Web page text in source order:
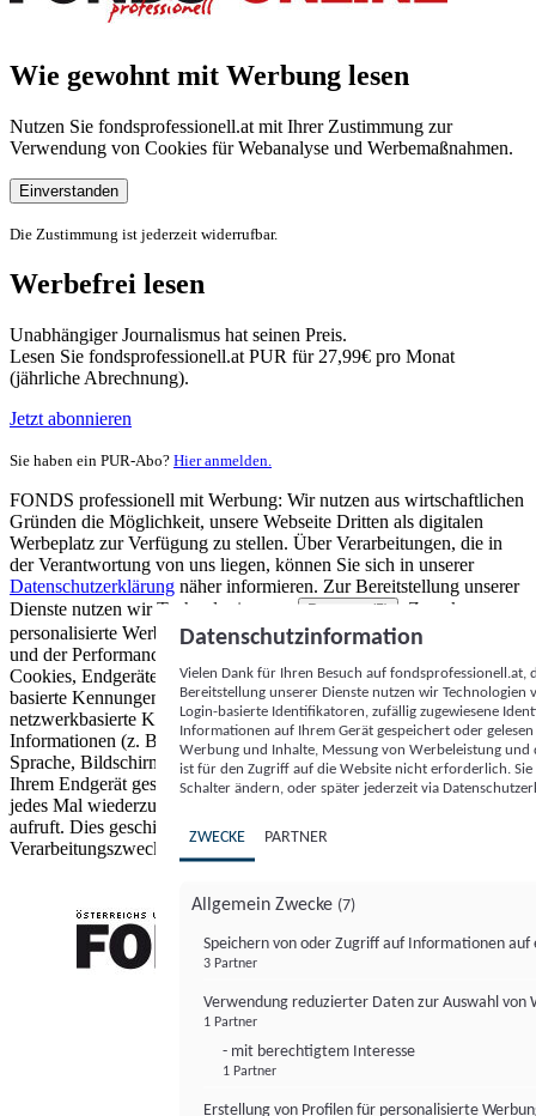
Wie gewohnt mit Werbung lesen
Nutzen Sie fondsprofessionell.at mit Ihrer Zustimmung zur
Verwendung von Cookies für Webanalyse und Werbemaßnahmen.
Einverstanden
Die Zustimmung ist jederzeit widerrufbar.
Werbefrei lesen
Unabhängiger Journalismus hat seinen Preis.
Lesen Sie fondsprofessionell.at PUR für 27,99€ pro Monat
(jährliche Abrechnung).
Jetzt abonnieren
Sie haben ein PUR-Abo? Hier anmelden.
FONDS professionell mit Werbung: Wir nutzen aus wirtschaftlichen
Gründen die Möglichkeit, unsere Webseite Dritten als digitalen
Werbeplatz zur Verfügung zu stellen. Über Verarbeitungen, die in
der Verantwortung von uns liegen, können Sie sich in unserer
Datenschutzerklärung näher informieren. Zur Bereitstellung unserer
Dienste nutzen wir Technologien von
Partnern (5)
. Zwecke:
personalisierte Werbung und Inhalte, Messung von Werbeleistung
und der Performance von Inhalten sowie Zielgruppenforschung.
Cookies, Endgeräte- oder ähnliche Online-Kennungen (z. B. login-
basierte Kennungen, zufällig generierte Kennungen,
netzwerkbasierte Kennungen) können zusammen mit anderen
Informationen (z. B. Browsertyp und Browserinformationen,
Sprache, Bildschirmgröße, unterstützte Technologien usw.) auf
Ihrem Endgerät gespeichert oder von dort ausgelesen werden, um es
jedes Mal wiederzuerkennen, wenn es eine App oder einer Webseite
aufruft. Dies geschieht für einen oder mehrere der hier aufgeführten
Verarbeitungszwecke.
Datenschutzinformation
Vielen Dank für Ihren Besuch auf
Bereitstellung unserer Dienste nutzen wir Technologien
Login-basierte Identifikatoren, zufällig zugewiesene
Informationen auf Ihrem Gerät gespeichert oder
Werbung und Inhalte, Messung von Werbeleistung
ist für den Zugriff auf die Website nicht erforderlich.
Schalter ändern, oder später jederzeit via
ZWECKE PARTNER
Allgemein Zwecke (7)
Speichern von oder Zugriff auf Informationen auf
3 Partner
Verwendung reduzierter Daten zur Auswahl von
1 Partner
- mit berechtigtem Interesse
1 Partner
Erstellung von Profilen für personalisierte
FONDS professionell